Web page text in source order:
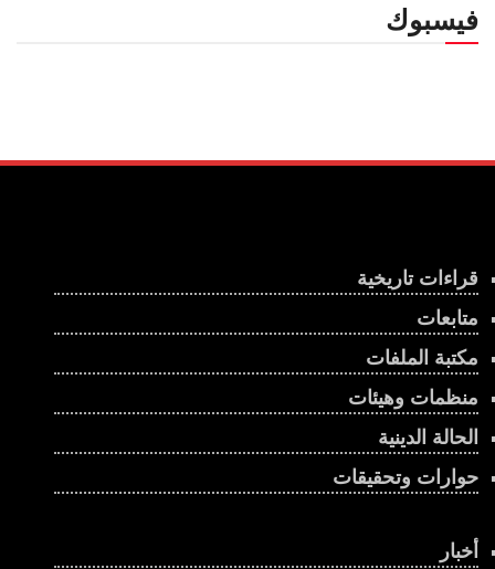
فيسبوك
قراءات تاريخية
متابعات
مكتبة الملفات
منظمات وهيئات
الحالة الدينية
حوارات وتحقيقات
أخبار